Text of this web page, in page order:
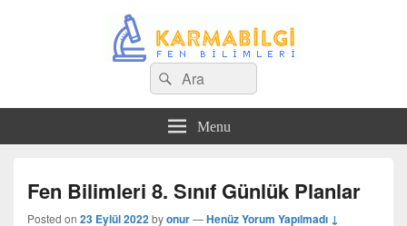
Search
for:
Ara
Menu
Fen Bilimleri 8. Sınıf Günlük Planlar
Posted on 23 Eylül 2022byonur—Henüz Yorum Yapılmadı ↓